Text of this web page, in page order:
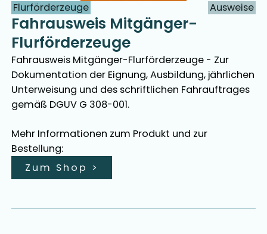
Flurförderzeuge Ausweise
Fahrausweis Mitgänger-
Flurförderzeuge
Fahrausweis Mitgänger-Flurförderzeuge - Zur
Dokumentation der Eignung, Ausbildung, jährlichen
Unterweisung und des schriftlichen Fahrauftrages
gemäß DGUV G 308-001.
Mehr Informationen zum Produkt und zur
Bestellung:
Zum Shop >